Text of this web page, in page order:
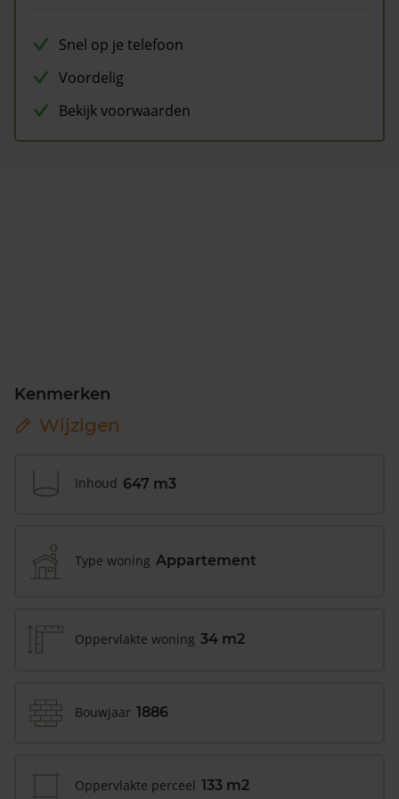
Snel op je telefoon
Voordelig
Bekijk voorwaarden
Kenmerken
Wijzigen
Inhoud 647 m3
Type woning Appartement
Oppervlakte woning 34 m2
Bouwjaar 1886
Oppervlakte perceel 133 m2